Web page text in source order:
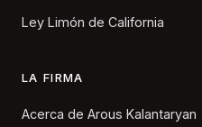
Ley Limón de California
LA FIRMA
Acerca de Arous Kalantaryan